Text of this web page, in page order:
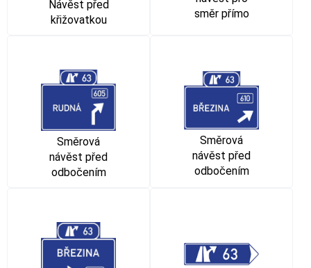
Návěst před
křižovatkou
směr přímo
Směrová
návěst před
odbočením
Směrová
návěst před
odbočením